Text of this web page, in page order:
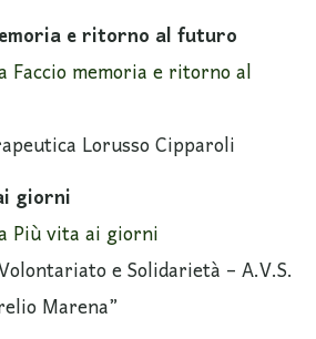
e ritorno al futuro
Faccio memoria e ritorno al
Lorusso Cipparoli
giorni
Più vita ai giorni
e Solidarietà – A.V.S.
Marena”